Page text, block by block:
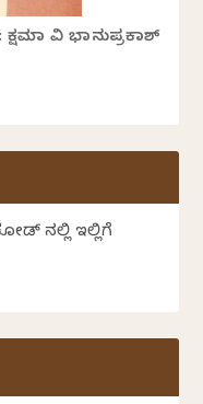
ಕ್ಷಮಾ ವಿ ಭಾನುಪ್ರಕಾಶ್
ನಲ್ಲಿ ಇಲ್ಲಿಗೆ